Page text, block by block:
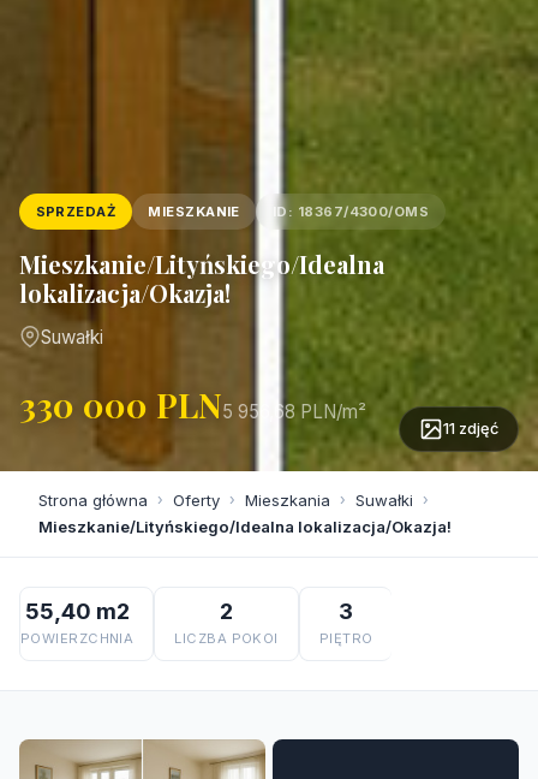
SPRZEDAŻ MIESZKANIE ID: 18367/4300/OMS
Mieszkanie/Lityńskiego/Idealna
lokalizacja/Okazja!
Suwałki
330 000 PLN5 956,68 PLN/m²
11 zdjęć
Strona główna › Oferty › Mieszkania › Suwałki ›
Mieszkanie/Lityńskiego/Idealna lokalizacja/Okazja!
55,40 m2
POWIERZCHNIA
2
LICZBA POKOI
3
PIĘTRO